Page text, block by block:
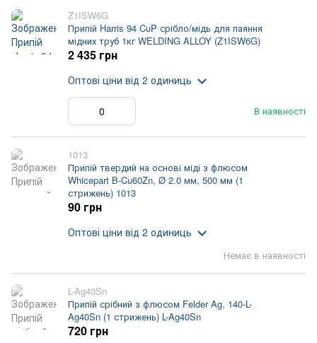
Z1ISW6G
Припій Harris 94 CuP срібло/мідь для паяння
мідних труб 1кг WELDING ALLOY (Z1ISW6G)
В наявності
2 435 грн
Оптові ціни від 2 одиниць
1013
Припій твердий на основі міді з флюсом
Whicepart B-Cu60Zn, Ø 2.0 мм, 500 мм (1
стрижень) 1013
Немає в наявності
90 грн
Оптові ціни від 2 одиниць
L-Ag40Sn
Припій срібний з флюсом Felder Ag, 140-L-
Ag40Sn (1 стрижень) L-Ag40Sn
720 грн